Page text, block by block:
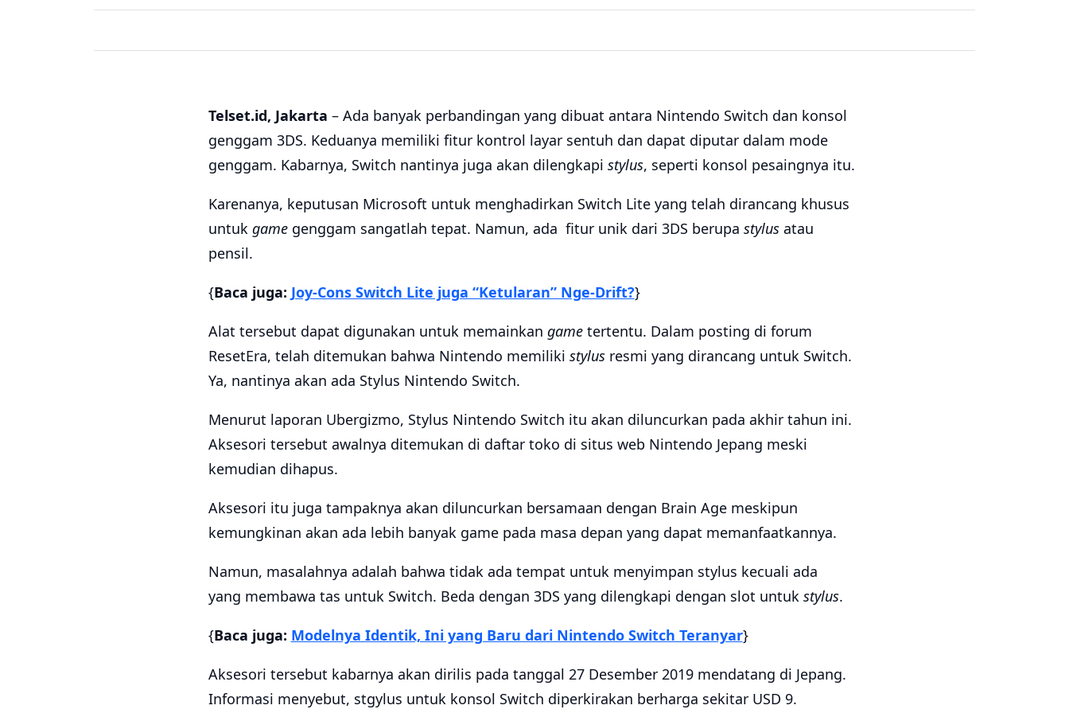
Telset.id, Jakarta – Ada banyak perbandingan yang dibuat antara Nintendo Switch dan konsol
genggam 3DS. Keduanya memiliki fitur kontrol layar sentuh dan dapat diputar dalam mode
genggam. Kabarnya, Switch nantinya juga akan dilengkapi stylus, seperti konsol pesaingnya itu.
Karenanya, keputusan Microsoft untuk menghadirkan Switch Lite yang telah dirancang khusus
untuk gamegenggam sangatlah tepat. Namun, ada fitur unik dari 3DS berupa stylusatau
pensil.
{Baca juga: Joy-Cons Switch Lite juga “Ketularan” Nge-Drift?}
Alat tersebut dapat digunakan untuk memainkan gametertentu. Dalam posting di forum
ResetEra, telah ditemukan bahwa Nintendo memiliki stylusresmi yang dirancang untuk Switch.
Ya, nantinya akan ada Stylus Nintendo Switch.
Menurut laporan Ubergizmo, Stylus Nintendo Switch itu akan diluncurkan pada akhir tahun ini.
Aksesori tersebut awalnya ditemukan di daftar toko di situs web Nintendo Jepang meski
kemudian dihapus.
Aksesori itu juga tampaknya akan diluncurkan bersamaan dengan Brain Age meskipun
kemungkinan akan ada lebih banyak game pada masa depan yang dapat memanfaatkannya.
Namun, masalahnya adalah bahwa tidak ada tempat untuk menyimpan stylus kecuali ada
yang membawa tas untuk Switch. Beda dengan 3DS yang dilengkapi dengan slot untuk stylus.
{Baca juga: Modelnya Identik, Ini yang Baru dari Nintendo Switch Teranyar}
Aksesori tersebut kabarnya akan dirilis pada tanggal 27 Desember 2019 mendatang di Jepang.
Informasi menyebut, stgylus untuk konsol Switch diperkirakan berharga sekitar USD 9.